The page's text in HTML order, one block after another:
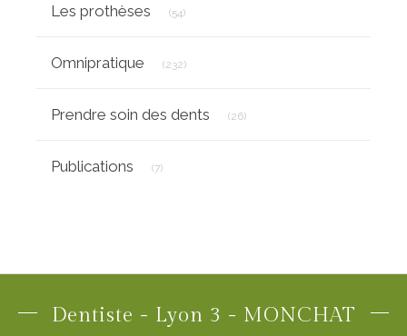
Les prothèses (54)
Omnipratique (232)
Prendre soin des dents (26)
Publications (7)
Dentiste - Lyon 3 - MONCHAT